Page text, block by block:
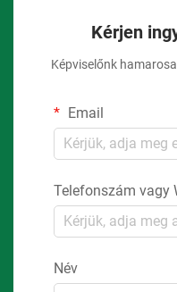
Kérjen
Képviselőnk
Email
Telefonszám vagy
Név